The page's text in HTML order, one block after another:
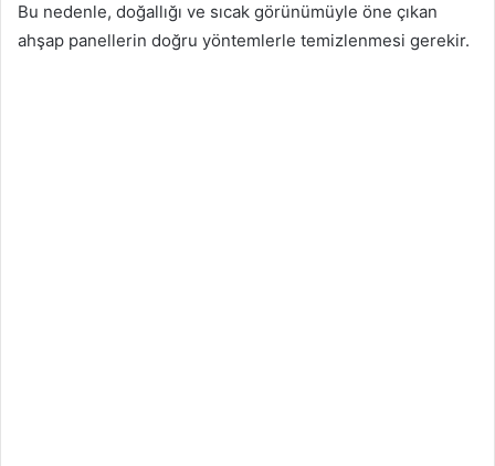
Bu nedenle, doğallığı ve sıcak görünümüyle öne çıkan
ahşap panellerin doğru yöntemlerle temizlenmesi gerekir.